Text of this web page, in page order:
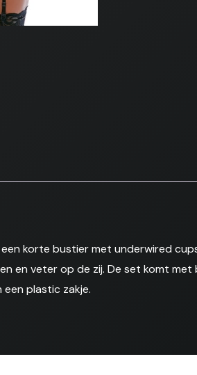
korte bustier met underwired
en veter op de zij. De set komt met
plastic zakje.